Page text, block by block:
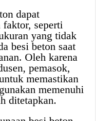
dapat
faktor, seperti
yang tidak
besi beton saat
Oleh karena
pemasok,
memastikan
memenuhi
ditetapkan.